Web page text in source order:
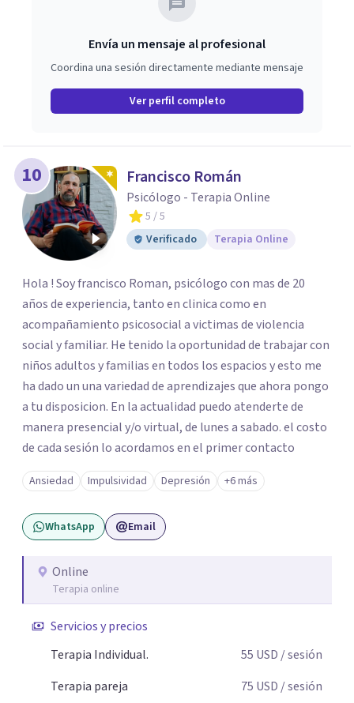
Envía un mensaje al profesional
Coordina una sesión directamente mediante mensaje
Ver perfil completo
10 Francisco Román
Psicólogo - Terapia Online
5 / 5
Verificado
Terapia Online
Hola ! Soy francisco Roman, psicólogo con mas de 20
años de experiencia, tanto en clinica como en
acompañamiento psicosocial a victimas de violencia
social y familiar. He tenido la oportunidad de trabajar con
niños adultos y familias en todos los espacios y esto me
ha dado un una variedad de aprendizajes que ahora pongo
a tu disposicion. En la actualidad puedo atenderte de
manera presencial y/o virtual, de lunes a sabado. el costo
de cada sesión lo acordamos en el primer contacto
Ansiedad Impulsividad Depresión +6 más
WhatsApp Email
Online
Terapia online
Servicios y precios
Terapia Individual.
55 USD / sesión
Terapia pareja
75 USD / sesión